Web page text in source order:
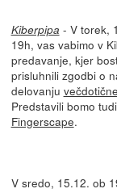
Kiberpipa - V torek,
19h, vas vabimo v
predavanje, kjer
prisluhnili zgodbi o
delovanju
Predstavili bomo
Fingerscape.
V sredo, 15.12. ob